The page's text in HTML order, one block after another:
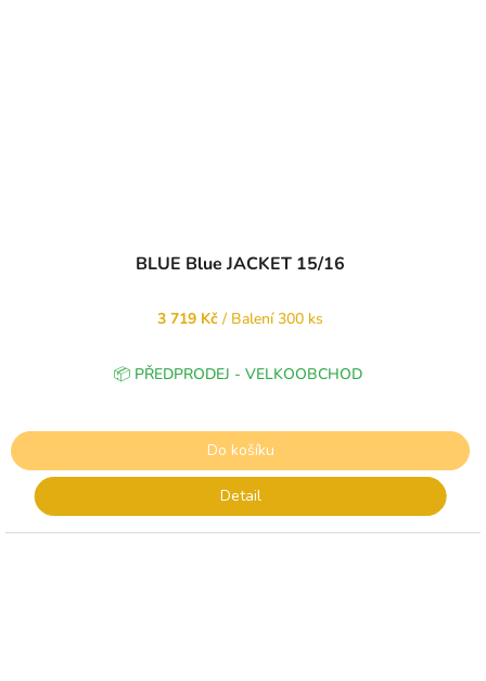
BLUE Blue JACKET 15/16
3 719 Kč / Balení 300 ks
📦 PŘEDPRODEJ - VELKOOBCHOD
Do košíku
Detail